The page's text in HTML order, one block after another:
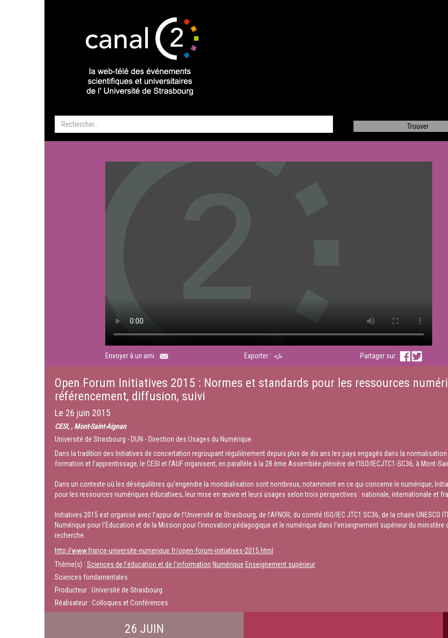
Envoyer à un ami : Exporter : Partager sur :
Open Forum Initiatives 2015 : Normes et standards pour les ressources
référencement, diffusion, suivi
Le 26 juin 2015
CESI, , Mont-Saint-Aignan
Université de Strasbourg - DUN - Direction des Usages du Numérique
Dans la tradition des Initiatives de concertation regroupant régulièrement depuis plus de dix ans les pays engagés dans la
formation et l’apprentissage, le CESI et l’AUF organisent, en parallèle à la 28 ème Assemblée plénière de l’ISO/IECJTC1-SC36, à Mont-
Dans un contexte où les déséquilibres qu’engendre la mondialisation sont nombreux, notamment en ce qui concerne le numérique,
pour les ressources numériques éducatives, leur mise en œuvre et leurs usages selon trois perspectives : nationale, internationale et
Initiatives 2015 est organisé avec l’appui de l’Université de Strasbourg, de l’AFNOR, du comité ISO/IEC JTC1 SC36, de la chaire UNESCO
Numérique pour l’Education et de la Mission pour l’innovation pédagogique et le numérique dans l’enseignement supérieur du
recherche.
http://www.france-universite-numerique.fr/open-forum-initiatives-2015.html
Thème(s) : Sciences de l’éducation et de l’information Numérique Enseignement supérieur
Sciences fondamentales
Producteur : Université de Strasbourg
Réalisateur : Colloques et Conférences
26 JUIN